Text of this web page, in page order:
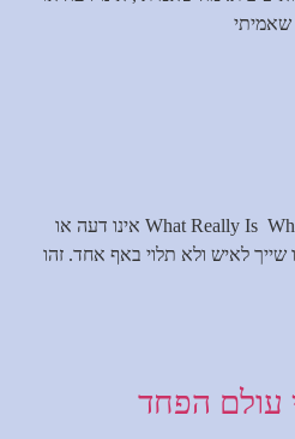
שאמיתי
אקטואליה במבט What Really Is What Really Is אינו דעה או
שייך לאיש ולא תלוי באף אחד. זהו
עולם הפחד